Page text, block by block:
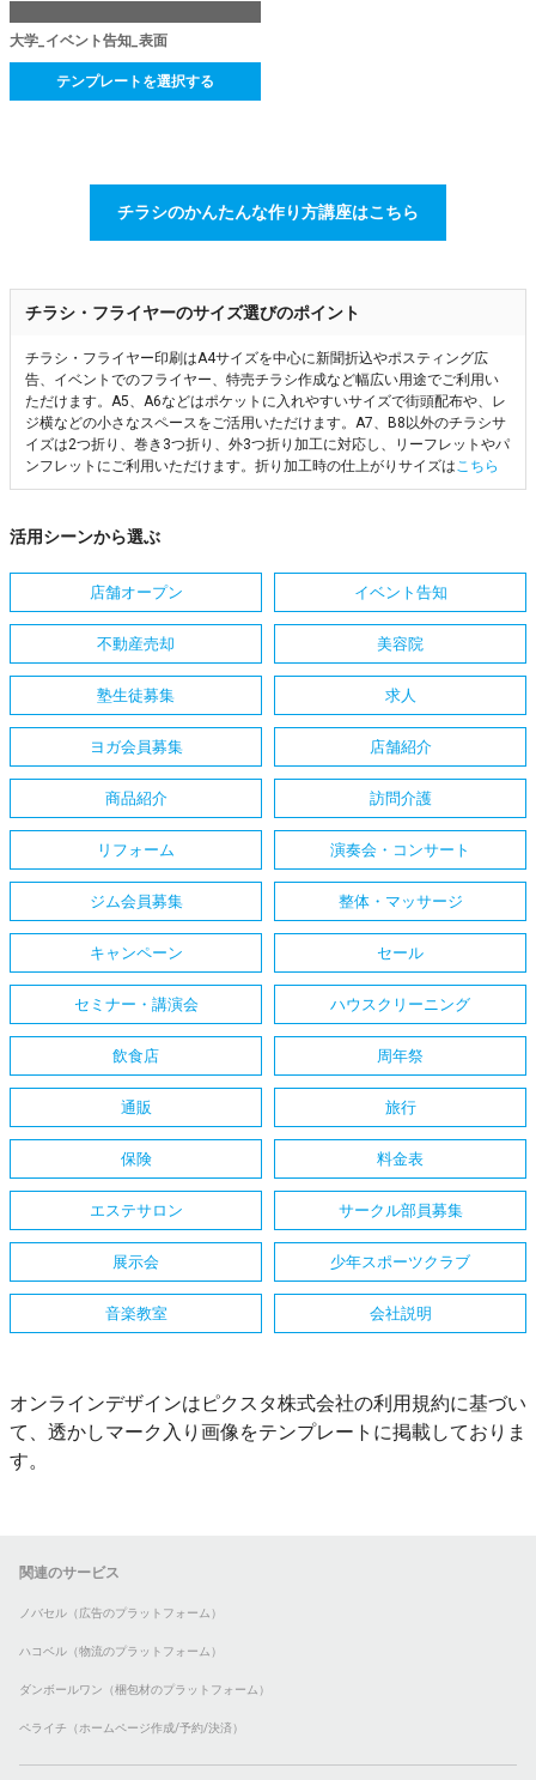
大学_イベント告知_表面
テンプレートを選択する
チラシのかんたんな作り方講座はこちら
チラシ・フライヤーのサイズ選びのポイント
チラシ・フライヤー印刷はA4サイズを中心に新聞折込やポスティング広
告、イベントでのフライヤー、特売チラシ作成など幅広い用途でご利用い
ただけます。A5、A6などはポケットに入れやすいサイズで街頭配布や、レ
ジ横などの小さなスペースをご活用いただけます。A7、B8以外のチラシサ
イズは2つ折り、巻き3つ折り、外3つ折り加工に対応し、リーフレットやパ
ンフレットにご利用いただけます。折り加工時の仕上がりサイズはこちら
活用シーンから選ぶ
店舗オープン イベント告知
不動産売却 美容院
塾生徒募集 求人
ヨガ会員募集 店舗紹介
商品紹介 訪問介護
リフォーム 演奏会・コンサート
ジム会員募集 整体・マッサージ
キャンペーン セール
セミナー・講演会 ハウスクリーニング
飲食店 周年祭
通販 旅行
保険 料金表
エステサロン サークル部員募集
展示会 少年スポーツクラブ
音楽教室 会社説明
オンラインデザインはピクスタ株式会社の利用規約に基づい
て、透かしマーク入り画像をテンプレートに掲載しておりま
す。
関連のサービス
ノバセル（広告のプラットフォーム）
ハコベル（物流のプラットフォーム）
ダンボールワン（梱包材のプラットフォーム）
ペライチ（ホームページ作成/予約/決済）